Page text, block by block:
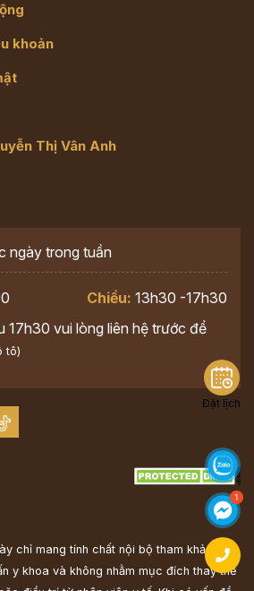
khoản
Thị Vân Anh
ngày trong tuần
Chiều: 13h30 -17h30
17h30 vui lòng liên hệ trước để
tô)
chỉ mang tính chất nội bộ tham khảo;
y khoa và không nhằm mục đích thay thế
Đặt lịch